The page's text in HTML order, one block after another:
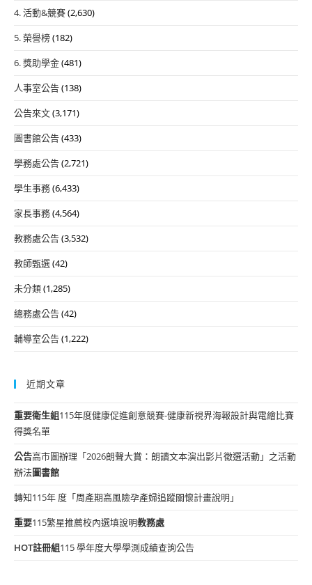
4. 活動&競賽(2,630)
5. 榮譽榜(182)
6. 獎助學金(481)
人事室公告(138)
公告來文(3,171)
圖書館公告(433)
學務處公告(2,721)
學生事務(6,433)
家長事務(4,564)
教務處公告(3,532)
教師甄選(42)
未分類(1,285)
總務處公告(42)
輔導室公告(1,222)
近期文章
重要衛生組115年度健康促進創意競賽-健康新視界海報設計與電繪比賽
得獎名單
公告高市圖辦理「2026朗聲大賞：朗讀文本演出影片徵選活動」之活動
辦法圖書館
轉知115年 度「周產期高風險孕產婦追蹤關懷計畫說明」
重要115繁星推薦校內選填說明教務處
HOT註冊組115 學年度大學學測成績查詢公告